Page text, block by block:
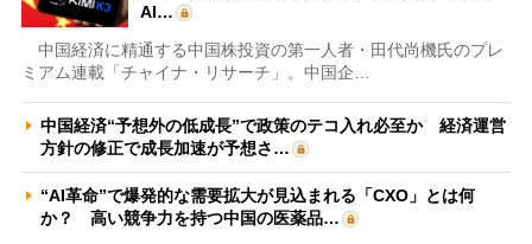
AI…
中国経済に精通する中国株投資の第一人者・田代尚機氏のプレ
ミアム連載「チャイナ・リサーチ」。中国企…
中国経済“予想外の低成長”で政策のテコ入れ必至か 経済運営
方針の修正で成長加速が予想さ…
“AI革命”で爆発的な需要拡大が見込まれる「CXO」とは何
か？ 高い競争力を持つ中国の医薬品…